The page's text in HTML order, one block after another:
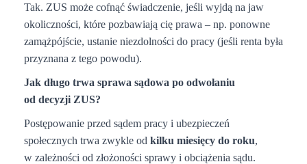
Tak. ZUS może cofnąć świadczenie, jeśli wyjdą na jaw
okoliczności, które pozbawiają cię prawa – np. ponowne
zamążpójście, ustanie niezdolności do pracy (jeśli renta była
przyznana z tego powodu).
Jak długo trwa sprawa sądowa po odwołaniu
od decyzji ZUS?
Postępowanie przed sądem pracy i ubezpieczeń
społecznych trwa zwykle od kilku miesięcy do roku,
w zależności od złożoności sprawy i obciążenia sądu.